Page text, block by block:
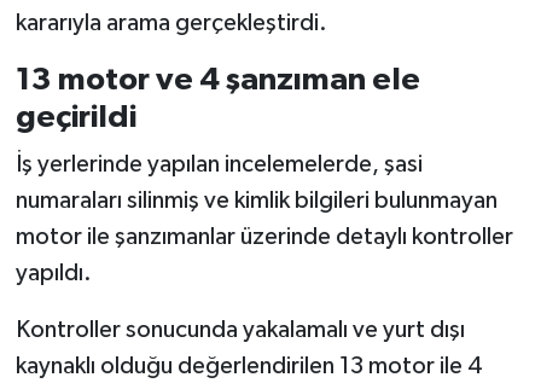
kararıyla arama gerçekleştirdi.
13 motor ve 4 şanzıman ele
geçirildi
İş yerlerinde yapılan incelemelerde, şasi
numaraları silinmiş ve kimlik bilgileri bulunmayan
motor ile şanzımanlar üzerinde detaylı kontroller
yapıldı.
Kontroller sonucunda yakalamalı ve yurt dışı
kaynaklı olduğu değerlendirilen 13 motor ile 4